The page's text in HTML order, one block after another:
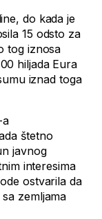
do kada je
15 odsto za
tog iznosa
hiljada Eura
iznad toga
štetno
javnog
interesima
ostvarila da
zemljama